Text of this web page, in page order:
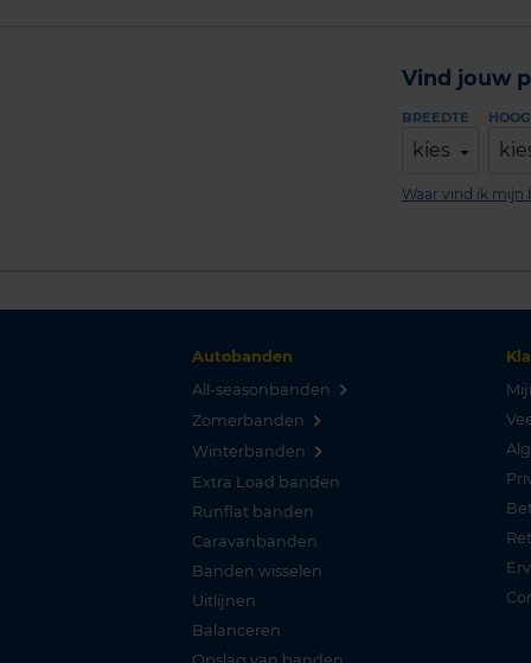
Vind jouw
BREEDTE
kies
Waar vind ik mijn
Autobanden
All-seasonbanden
Zomerbanden
Winterbanden
Extra Load banden
Runflat banden
Caravanbanden
Banden wisselen
Uitlijnen
Balanceren